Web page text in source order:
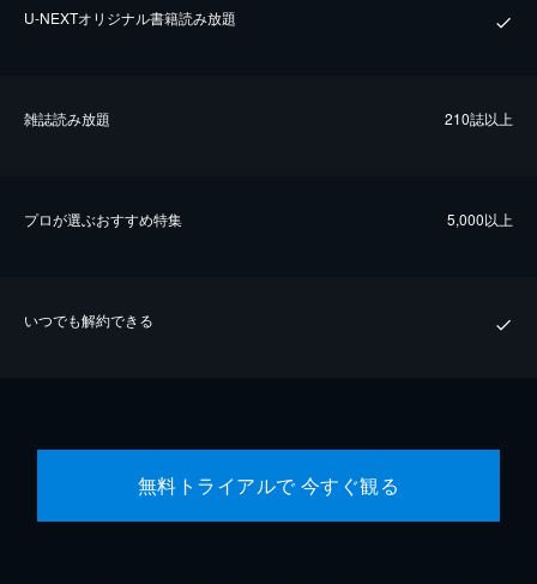
U-NEXTオリジナル書籍読み放題
雑誌読み放題 210誌以上
プロが選ぶおすすめ特集 5,000以上
いつでも解約できる
無料トライアルで 今すぐ観る